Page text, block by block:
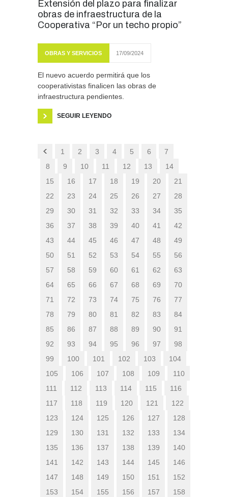
Extensión del plazo para finalizar
obras de infraestructura de la
Cooperativa “Por un techo propio”
OBRAS Y SERVICIOS 17/09/2024
El nuevo acuerdo permitirá que los
cooperativistas finalicen las obras de
infraestructura pendientes.
SEGUIR LEYENDO
1 2 3 4 5 6
7
8
9 10 11 12 13
14
15
16 17 18 19 20
21
22
23 24 25 26 27
28
29
30 31 32 33 34
35
36
37 38 39 40 41
42
43
44 45 46 47 48
49
50
51 52 53 54 55
56
57
58 59 60 61 62
63
64
65 66 67 68 69
70
71
72 73 74 75 76
77
78
79 80 81 82 83
84
85
86 87 88 89 90
91
92
93 94 95 96 97
98
99
100 101 102 103
104
105
106 107 108 109
110
111
112 113 114 115
116
117
118 119 120 121
122
123
124 125 126 127
128
129
130 131 132 133
134
135
136 137 138 139
140
141
142 143 144 145
146
147
148 149 150 151
152
153
154 155 156 157
158